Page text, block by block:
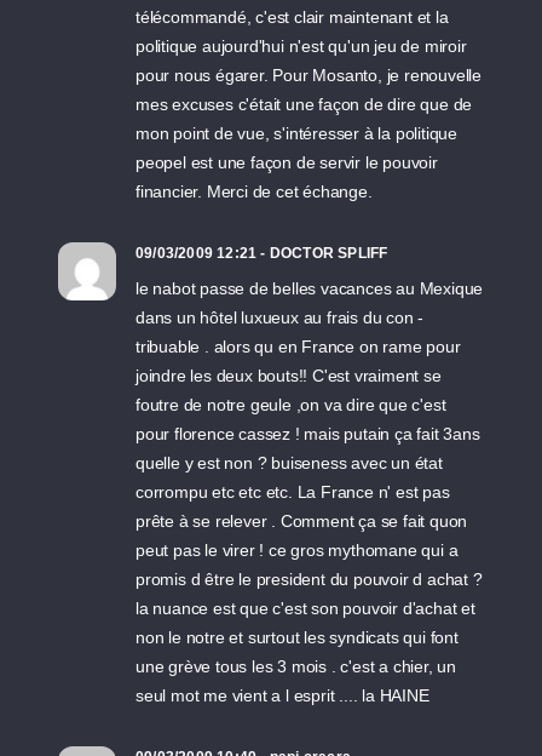
télécommandé, c'est clair maintenant et la
politique aujourd'hui n'est qu'un jeu de miroir
pour nous égarer. Pour Mosanto, je renouvelle
mes excuses c'était une façon de dire que de
mon point de vue, s'intéresser à la politique
peopel est une façon de servir le pouvoir
financier. Merci de cet échange.
09/03/2009 12:21 - DOCTOR SPLIFF
le nabot passe de belles vacances au Mexique
dans un hôtel luxueux au frais du con -
tribuable . alors qu en France on rame pour
joindre les deux bouts!! C'est vraiment se
foutre de notre geule ,on va dire que c'est
pour florence cassez ! mais putain ça fait 3ans
quelle y est non ? buiseness avec un état
corrompu etc etc etc. La France n' est pas
prête à se relever . Comment ça se fait quon
peut pas le virer ! ce gros mythomane qui a
promis d être le president du pouvoir d achat ?
la nuance est que c'est son pouvoir d'achat et
non le notre et surtout les syndicats qui font
une grève tous les 3 mois . c'est a chier, un
seul mot me vient a l esprit .... la HAINE